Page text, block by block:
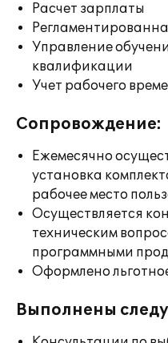
Расчет зарплаты
Управление
квалификации
Учет рабочего
Сопровождение:
Ежемесячно
установка
рабочее место
Осуществляется
техническим
программными
Оформлено
Выполнены